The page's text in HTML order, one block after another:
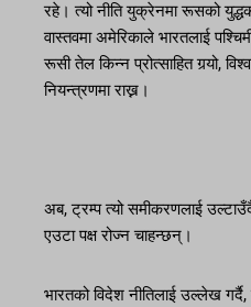
रहे। त्यो नीति युक्रेनमा रूसको
वास्तवमा अमेरिकाले भारतलाई
रूसी तेल किन्न प्रोत्साहित गर्‍यो,
नियन्त्रणमा राख्न।
अब, ट्रम्प त्यो समीकरणलाई
एउटा पक्ष रोज्न चाहन्छन्।
भारतको विदेश नीतिलाई उल्लेख गर्दै,